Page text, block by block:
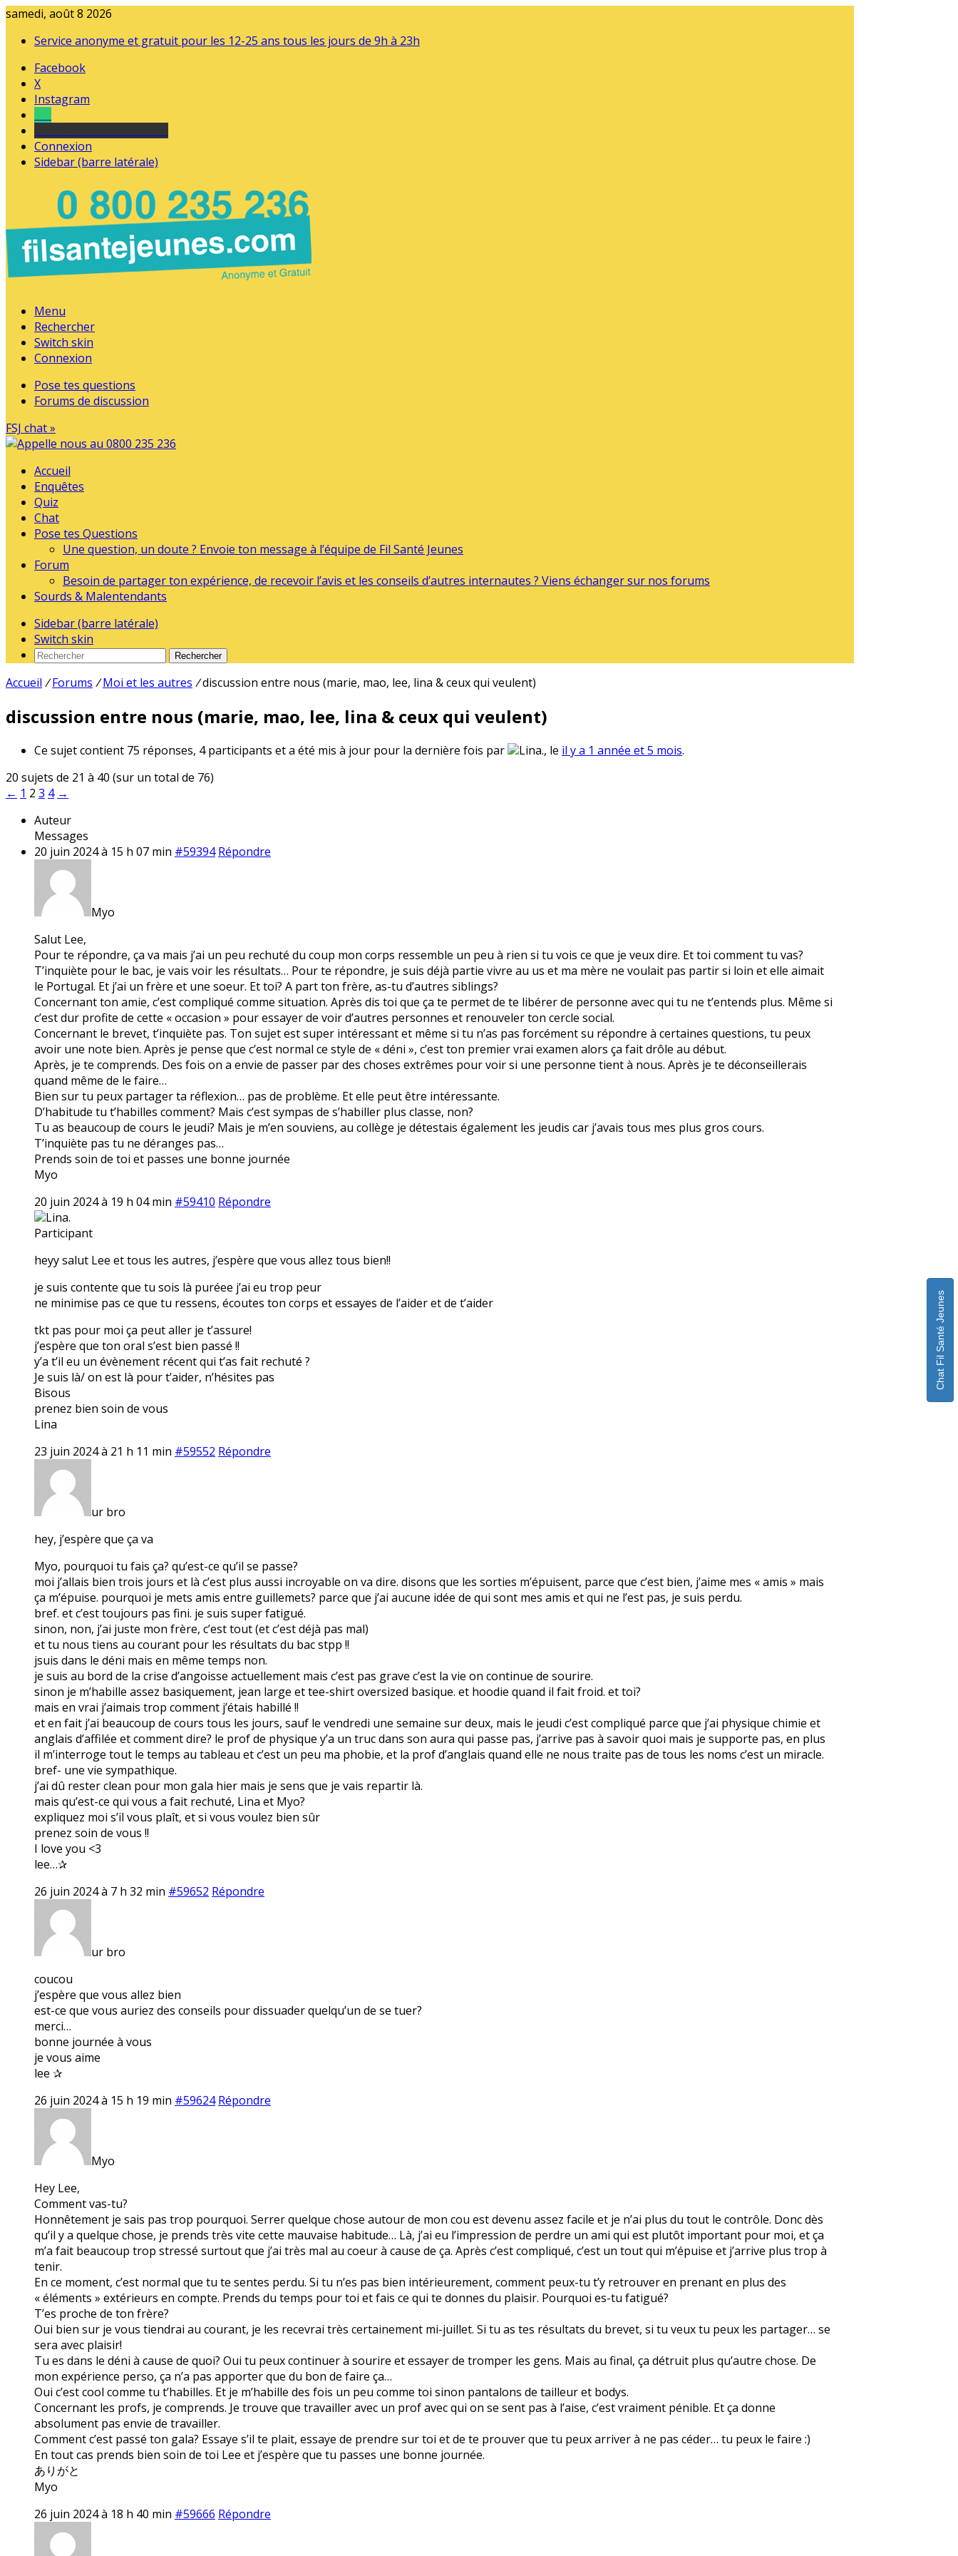
samedi, août 8 2026
Service anonyme et gratuit pour les 12-25 ans tous les jours de 9h à 23h
Facebook
X
Instagram
Connexion
Sidebar (barre latérale)
Menu
Rechercher
Switch skin
Connexion
Pose tes questions
Forums de discussion
FSJ chat »
Accueil
Enquêtes
Quiz
Chat
Pose tes Questions
Une question, un doute ? Envoie ton message à l’équipe de Fil Santé Jeunes
Forum
Besoin de partager ton expérience, de recevoir l’avis et les conseils d’autres internautes ? Viens échanger sur nos forums
Sourds & Malentendants
Sidebar (barre latérale)
Switch skin
Rechercher
Accueil / Forums / Moi et les autres /discussion entre nous (marie, mao, lee, lina & ceux qui veulent)
discussion entre nous (marie, mao, lee, lina & ceux qui veulent)
Ce sujet contient 75 réponses, 4 participants et a été mis à jour pour la dernière fois par Lina., le il y a 1 année et 5 mois.
20 sujets de 21 à 40 (sur un total de 76)
← 1 2 3 4 →
Auteur
Messages
20 juin 2024 à 15 h 07 min #59394 Répondre
Myo
Salut Lee,
Pour te répondre, ça va mais j’ai un peu rechuté du coup mon corps ressemble un peu à rien si tu vois ce que je veux dire. Et toi comment tu vas?
T’inquiète pour le bac, je vais voir les résultats… Pour te répondre, je suis déjà partie vivre au us et ma mère ne voulait pas partir si loin et elle aimait
le Portugal. Et j’ai un frère et une soeur. Et toi? A part ton frère, as-tu d’autres siblings?
Concernant ton amie, c’est compliqué comme situation. Après dis toi que ça te permet de te libérer de personne avec qui tu ne t’entends plus. Même si
c’est dur profite de cette « occasion » pour essayer de voir d’autres personnes et renouveler ton cercle social.
Concernant le brevet, t’inquiète pas. Ton sujet est super intéressant et même si tu n’as pas forcément su répondre à certaines questions, tu peux
avoir une note bien. Après je pense que c’est normal ce style de « déni », c’est ton premier vrai examen alors ça fait drôle au début.
Après, je te comprends. Des fois on a envie de passer par des choses extrêmes pour voir si une personne tient à nous. Après je te déconseillerais
quand même de le faire…
Bien sur tu peux partager ta réflexion… pas de problème. Et elle peut être intéressante.
D’habitude tu t’habilles comment? Mais c’est sympas de s’habiller plus classe, non?
Tu as beaucoup de cours le jeudi? Mais je m’en souviens, au collège je détestais également les jeudis car j’avais tous mes plus gros cours.
T’inquiète pas tu ne déranges pas…
Prends soin de toi et passes une bonne journée
Myo
20 juin 2024 à 19 h 04 min #59410 Répondre
Lina.
Participant
heyy salut Lee et tous les autres, j’espère que vous allez tous bien!!
je suis contente que tu sois là puréee j’ai eu trop peur
ne minimise pas ce que tu ressens, écoutes ton corps et essayes de l’aider et de t’aider
tkt pas pour moi ça peut aller je t’assure!
j’espère que ton oral s’est bien passé !!
y’a t’il eu un évènement récent qui t’as fait rechuté ?
Je suis là/ on est là pour t’aider, n’hésites pas
Bisous
prenez bien soin de vous
Lina
23 juin 2024 à 21 h 11 min #59552 Répondre
ur bro
hey, j’espère que ça va
Myo, pourquoi tu fais ça? qu’est-ce qu’il se passe?
moi j’allais bien trois jours et là c’est plus aussi incroyable on va dire. disons que les sorties m’épuisent, parce que c’est bien, j’aime mes « amis » mais
ça m’épuise. pourquoi je mets amis entre guillemets? parce que j’ai aucune idée de qui sont mes amis et qui ne l’est pas, je suis perdu.
bref. et c’est toujours pas fini. je suis super fatigué.
sinon, non, j’ai juste mon frère, c’est tout (et c’est déjà pas mal)
et tu nous tiens au courant pour les résultats du bac stpp !!
jsuis dans le déni mais en même temps non.
je suis au bord de la crise d’angoisse actuellement mais c’est pas grave c’est la vie on continue de sourire.
sinon je m’habille assez basiquement, jean large et tee-shirt oversized basique. et hoodie quand il fait froid. et toi?
mais en vrai j’aimais trop comment j’étais habillé !!
et en fait j’ai beaucoup de cours tous les jours, sauf le vendredi une semaine sur deux, mais le jeudi c’est compliqué parce que j’ai physique chimie et
anglais d’affilée et comment dire? le prof de physique y’a un truc dans son aura qui passe pas, j’arrive pas à savoir quoi mais je supporte pas, en plus
il m’interroge tout le temps au tableau et c’est un peu ma phobie, et la prof d’anglais quand elle ne nous traite pas de tous les noms c’est un miracle.
bref- une vie sympathique.
j’ai dû rester clean pour mon gala hier mais je sens que je vais repartir là.
mais qu’est-ce qui vous a fait rechuté, Lina et Myo?
expliquez moi s’il vous plaît, et si vous voulez bien sûr
prenez soin de vous !!
I love you <3
lee…✰
26 juin 2024 à 7 h 32 min #59652 Répondre
ur bro
coucou
j’espère que vous allez bien
est-ce que vous auriez des conseils pour dissuader quelqu’un de se tuer?
merci…
bonne journée à vous
je vous aime
lee ✰
26 juin 2024 à 15 h 19 min #59624 Répondre
Myo
Hey Lee,
Comment vas-tu?
Honnêtement je sais pas trop pourquoi. Serrer quelque chose autour de mon cou est devenu assez facile et je n’ai plus du tout le contrôle. Donc dès
qu’il y a quelque chose, je prends très vite cette mauvaise habitude… Là, j’ai eu l’impression de perdre un ami qui est plutôt important pour moi, et ça
m’a fait beaucoup trop stressé surtout que j’ai très mal au coeur à cause de ça. Après c’est compliqué, c’est un tout qui m’épuise et j’arrive plus trop à
tenir.
En ce moment, c’est normal que tu te sentes perdu. Si tu n’es pas bien intérieurement, comment peux-tu t’y retrouver en prenant en plus des
« éléments » extérieurs en compte. Prends du temps pour toi et fais ce qui te donnes du plaisir. Pourquoi es-tu fatigué?
T’es proche de ton frère?
Oui bien sur je vous tiendrai au courant, je les recevrai très certainement mi-juillet. Si tu as tes résultats du brevet, si tu veux tu peux les partager… se
sera avec plaisir!
Tu es dans le déni à cause de quoi? Oui tu peux continuer à sourire et essayer de tromper les gens. Mais au final, ça détruit plus qu’autre chose. De
mon expérience perso, ça n’a pas apporter que du bon de faire ça…
Oui c’est cool comme tu t’habilles. Et je m’habille des fois un peu comme toi sinon pantalons de tailleur et bodys.
Concernant les profs, je comprends. Je trouve que travailler avec un prof avec qui on se sent pas à l’aise, c’est vraiment pénible. Et ça donne
absolument pas envie de travailler.
Comment c’est passé ton gala? Essaye s’il te plait, essaye de prendre sur toi et de te prouver que tu peux arriver à ne pas céder… tu peux le faire :)
En tout cas prends bien soin de toi Lee et j’espère que tu passes une bonne journée.
ありがと
Myo
26 juin 2024 à 18 h 40 min #59666 Répondre
Chat Fil Santé Jeunes